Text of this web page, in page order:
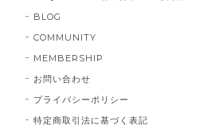
BLOG
COMMUNITY
MEMBERSHIP
お問い合わせ
プライバシーポリシー
特定商取引法に基づく表記